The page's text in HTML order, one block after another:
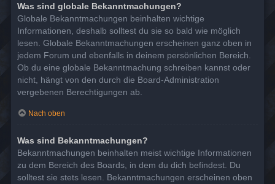
Was sind globale Bekanntmachungen?
Globale Bekanntmachungen beinhalten wichtige
Informationen, deshalb solltest du sie so bald wie möglich
lesen. Globale Bekanntmachungen erscheinen ganz oben in
jedem Forum und ebenfalls in deinem persönlichen Bereich.
Ob du eine globale Bekanntmachung schreiben kannst oder
nicht, hängt von den durch die Board-Administration
vergebenen Berechtigungen ab.
Nach oben
Was sind Bekanntmachungen?
Bekanntmachungen beinhalten meist wichtige Informationen
zu dem Bereich des Boards, in dem du dich befindest. Du
solltest sie stets lesen. Bekanntmachungen erscheinen oben